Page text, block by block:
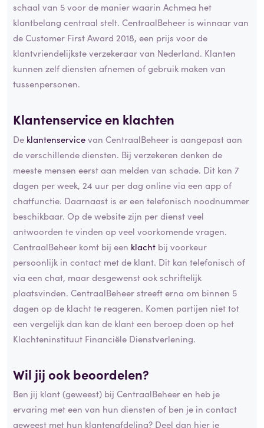
schaal van 5 voor de manier waarin Achmea het
klantbelang centraal stelt. CentraalBeheer is winnaar van
de Customer First Award 2018, een prijs voor de
klantvriendelijkste verzekeraar van Nederland. Klanten
kunnen zelf diensten afnemen of gebruik maken van
tussenpersonen.
Klantenservice en klachten
De klantenservicevan CentraalBeheer is aangepast aan
de verschillende diensten. Bij verzekeren denken de
meeste mensen eerst aan melden van schade. Dit kan 7
dagen per week, 24 uur per dag online via een app of
chatfunctie. Daarnaast is er een telefonisch noodnummer
beschikbaar. Op de website zijn per dienst veel
antwoorden te vinden op veel voorkomende vragen.
CentraalBeheer komt bij een klacht bij voorkeur
persoonlijk in contact met de klant. Dit kan telefonisch of
via een chat, maar desgewenst ook schriftelijk
plaatsvinden. CentraalBeheer streeft erna om binnen 5
dagen op de klacht te reageren. Komen partijen niet tot
een vergelijk dan kan de klant een beroep doen op het
Klachteninstituut Financiële Dienstverlening.
Wil jij ook beoordelen?
Ben jij klant (geweest) bij CentraalBeheer en heb je
ervaring met een van hun diensten of ben je in contact
geweest met hun klantenafdeling? Deel dan hier je